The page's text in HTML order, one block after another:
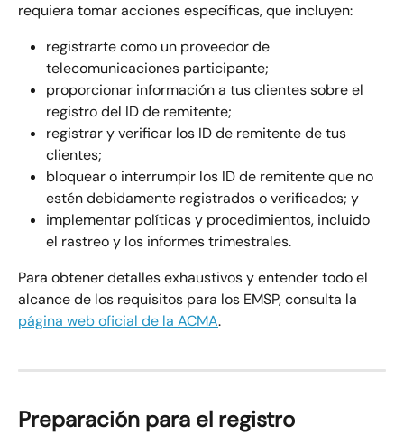
requiera tomar acciones específicas, que incluyen:
registrarte como un proveedor de
telecomunicaciones participante;
proporcionar información a tus clientes sobre el
registro del ID de remitente;
registrar y verificar los ID de remitente de tus
clientes;
bloquear o interrumpir los ID de remitente que no
estén debidamente registrados o verificados; y
implementar políticas y procedimientos, incluido
el rastreo y los informes trimestrales.
Para obtener detalles exhaustivos y entender todo el
alcance de los requisitos para los EMSP, consulta la
página web oficial de la ACMA.
Preparación para el registro